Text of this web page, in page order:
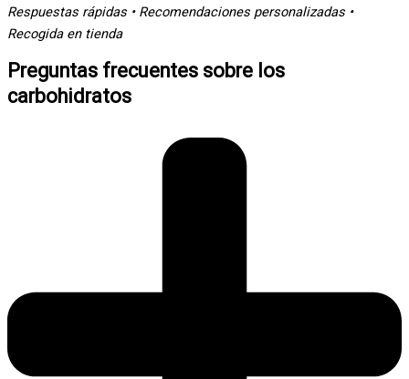
Respuestas rápidas • Recomendaciones personalizadas •
Recogida en tienda
Preguntas frecuentes sobre los
carbohidratos